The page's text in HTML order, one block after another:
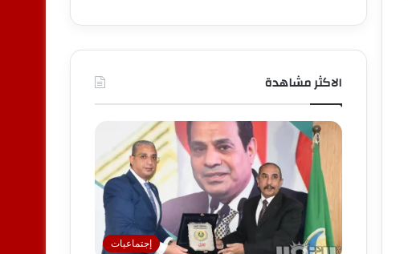
الاكثر مشاهدة
إجتماعيات